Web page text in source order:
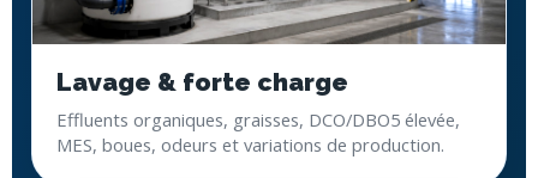
Lavage & forte charge
Effluents organiques, graisses, DCO/DBO5 élevée,
MES, boues, odeurs et variations de production.